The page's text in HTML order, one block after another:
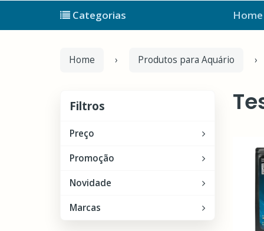
Home
Categorias
Home Produtos para Aquário
Filtros
Preço
Promoção
Novidade
Marcas